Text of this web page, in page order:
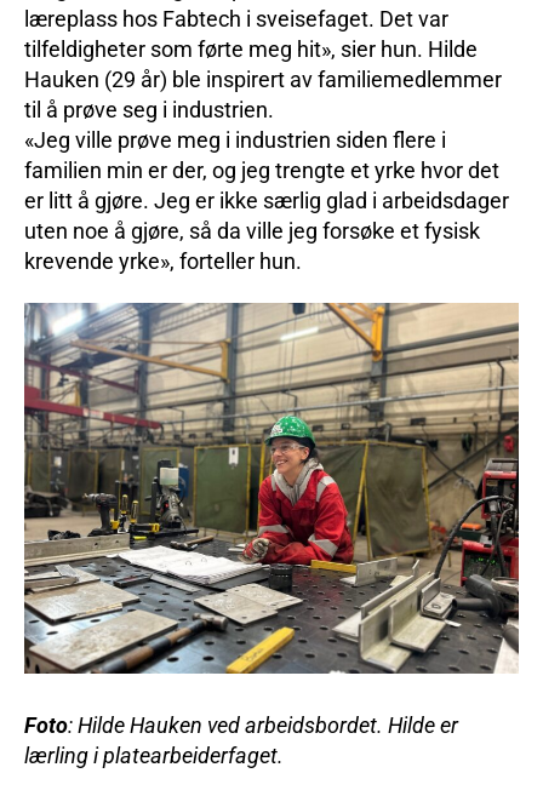
læreplass hos Fabtech i sveisefaget. Det var
tilfeldigheter som førte meg hit», sier hun. Hilde
Hauken (29 år) ble inspirert av familiemedlemmer
til å prøve seg i industrien.
«Jeg ville prøve meg i industrien siden flere i
familien min er der, og jeg trengte et yrke hvor det
er litt å gjøre. Jeg er ikke særlig glad i arbeidsdager
uten noe å gjøre, så da ville jeg forsøke et fysisk
krevende yrke», forteller hun.
Foto: Hilde Hauken ved arbeidsbordet. Hilde er
lærling i platearbeiderfaget.